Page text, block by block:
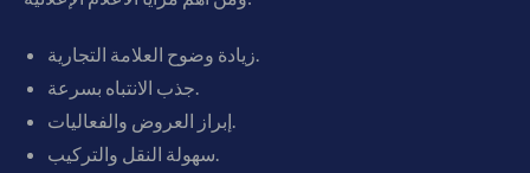
زيادة وضوح العلامة التجارية.
جذب الانتباه بسرعة.
إبراز العروض والفعاليات.
سهولة النقل والتركيب.